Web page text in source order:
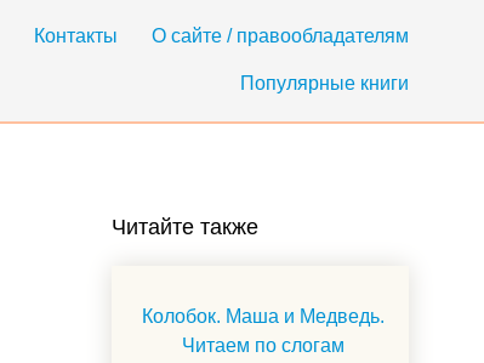
Контакты О сайте / правообладателям
Популярные книги
Читайте также
Колобок. Маша и Медведь.
Читаем по слогам